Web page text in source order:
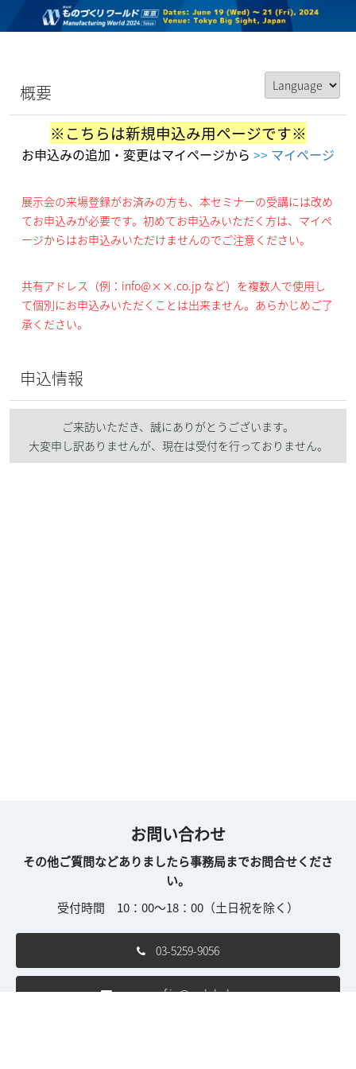
概要
※こちらは新規申込み用ページです※
お申込みの追加・変更はマイページから >> マイページ
展示会の来場登録がお済みの方も、本セミナーの受講には改め
てお申込みが必要です。初めてお申込みいただく方は、マイペ
ージからはお申込みいただけませんのでご注意ください。
共有アドレス（例：info@××.co.jp など）を複数人で使用し
て個別にお申込みいただくことは出来ません。あらかじめご了
承ください。
申込情報
ご来訪いただき、誠にありがとうございます。
大変申し訳ありませんが、現在は受付を行っておりません。
お問い合わせ
その他ご質問などありましたら事務局までお問合せくださ
い。
受付時間 10：00～18：00（土日祝を除く）
03-5259-9056
mw-conf.jp@rxglobal.com